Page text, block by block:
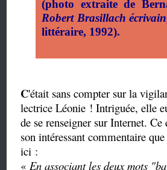
(photo extraite de
Robert Brasillach écrivain
littéraire, 1992).
C'était sans compter sur la
lectrice Léonie ! Intriguée, elle
de se renseigner sur Internet.
son intéressant commentaire
ici :
«En associant les deux mots